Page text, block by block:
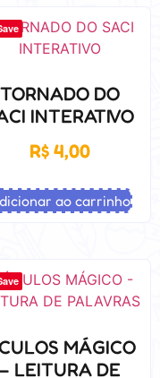
TORNADO DO
INTERATIVO
R$ 4,00
ao carrinho
MÁGICO
– LEITURA DE